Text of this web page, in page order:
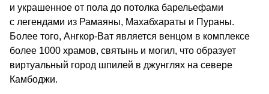
и украшенное от пола до потолка барельефами
с легендами из Рамаяны, Махабхараты и Пураны.
Более того, Ангкор-Ват является венцом в комплексе
более 1000 храмов, святынь и могил, что образует
виртуальный город шпилей в джунглях на севере
Камбоджи.